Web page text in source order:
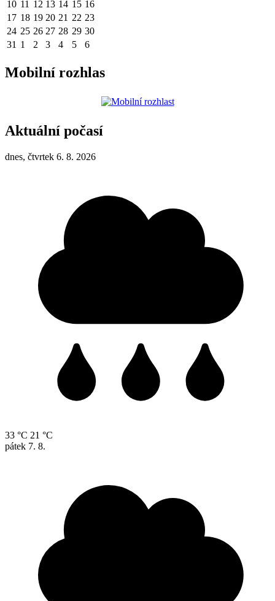
10 11 12 13 14 15 16
17 18 19 20 21 22 23
24 25 26 27 28 29 30
31 1 2 3 4 5 6
Mobilní rozhlas
Aktuální počasí
dnes, čtvrtek 6. 8. 2026
33 °C 21 °C
pátek 7. 8.